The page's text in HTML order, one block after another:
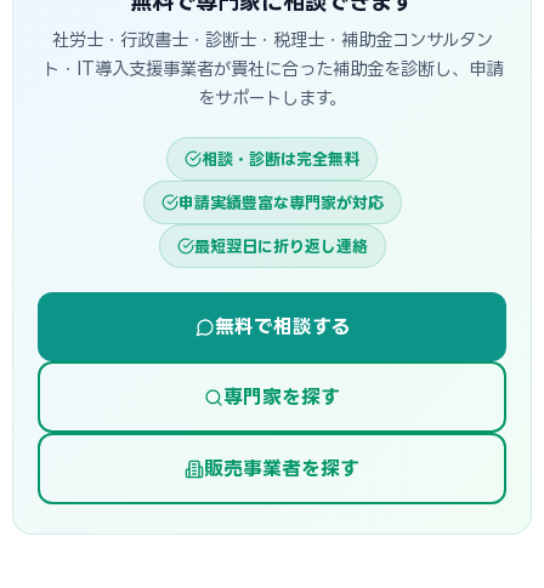
社労士・行政書士・診断士・税理士・補助金コンサルタン
ト・IT導入支援事業者が貴社に合った補助金を診断し、申請
をサポートします。
相談・診断は完全無料
申請実績豊富な専門家が対応
最短翌日に折り返し連絡
無料で相談する
専門家を探す
販売事業者を探す